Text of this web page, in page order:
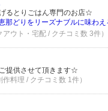
るとりごはん専門のお店☆
那どりをリーズナブルに味わ
アウト・宅配 / クチコミ数 3件）
提供させて頂きます☆
作料理 / クチコミ数 1件）